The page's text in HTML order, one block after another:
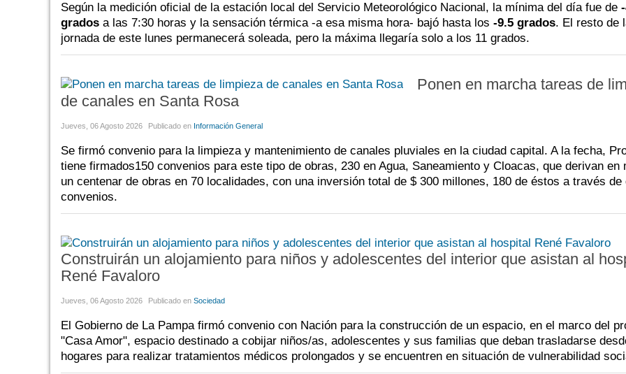
Según la medición oficial de la estación local del Servicio Meteorológico Nacional, la mínima del día fue de
grados a las 7:30 horas y la sensación térmica -a esa misma hora- bajó hasta los -9.5 grados. El resto de
jornada de este lunes permanecerá soleada, pero la máxima llegaría solo a los 11 grados.
Ponen en marcha tareas de
de canales en Santa Rosa
Jueves, 06 Agosto 2026 Publicado en Información General
Se firmó convenio para la limpieza y mantenimiento de canales pluviales en la ciudad capital. A la fecha,
tiene firmados150 convenios para este tipo de obras, 230 en Agua, Saneamiento y Cloacas, que derivan en
un centenar de obras en 70 localidades, con una inversión total de $ 300 millones, 180 de éstos a través de
convenios.
Construirán un alojamiento para niños y adolescentes del interior que asistan al
René Favaloro
Jueves, 06 Agosto 2026 Publicado en Sociedad
El Gobierno de La Pampa firmó convenio con Nación para la construcción de un espacio, en el marco del
"Casa Amor", espacio destinado a cobijar niños/as, adolescentes y sus familias que deban trasladarse
hogares para realizar tratamientos médicos prolongados y se encuentren en situación de vulnerabilidad